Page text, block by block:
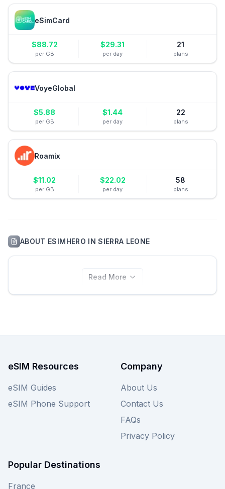
eSimCard
$88.72
per GB
$29.31
per day
21
plans
VoyeGlobal
$5.88
per GB
$1.44
per day
22
plans
Roamix
$11.02
per GB
$22.02
per day
58
plans
ABOUT ESIMHERO INSIERRA LEONE
Read More
eSIM Resources
eSIM Guides
eSIM Phone Support
Company
About Us
Contact Us
FAQs
Privacy Policy
Popular Destinations
France